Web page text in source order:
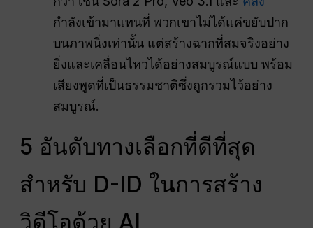
กำลังเข้ามาแทนที่ พวกเขาไม่ได้แค่ขยับปาก
บนภาพนิ่งเท่านั้น แต่สร้างฉากที่สมจริงอย่าง
ยิ่งและเคลื่อนไหวได้อย่างสมบูรณ์แบบ พร้อม
เสียงพูดที่เป็นธรรมชาติซึ่งถูกรวมไว้อย่าง
สมบูรณ์.
5 อันดับทางเลือกที่ดีที่สุด
สำหรับ D-ID ในการสร้าง
วิดีโอด้วย AI